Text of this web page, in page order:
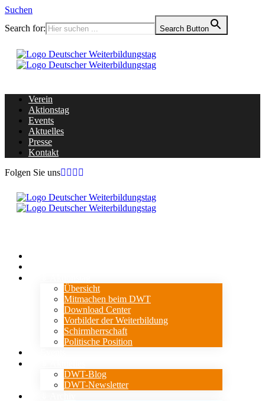
Suchen
Search for:
Search Button
Verein
Aktionstag
Events
Aktuelles
Presse
Kontakt
Folgen Sie uns
Übersicht
Mitmachen beim DWT
Download Center
Vorbilder der Weiterbildung
Schirmherrschaft
Politische Position
DWT-Blog
DWT-Newsletter